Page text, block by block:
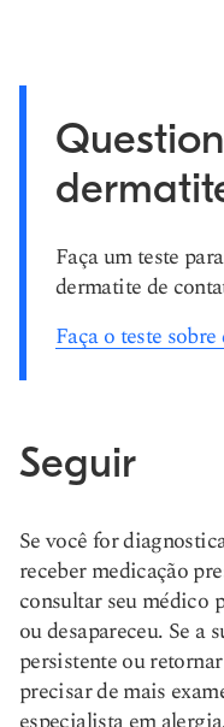
Faça um teste
dermatite de
Faça o teste
Seguir
Se você for
receber medicação
consultar seu médico
ou desapareceu. Se a
persistente ou
precisar de mais